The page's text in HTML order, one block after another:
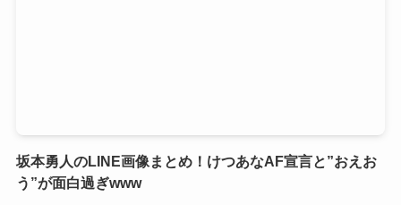
坂本勇人のLINE画像まとめ！けつあなAF宣言と”おえお
う”が面白過ぎwww